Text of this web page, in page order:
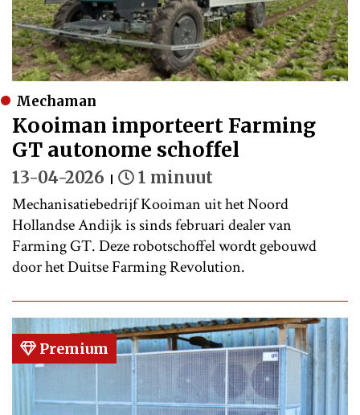
Mechaman
Kooiman importeert Farming
GT autonome schoffel
13-04-2026 1 minuut
Mechanisatiebedrijf Kooiman uit het Noord
Hollandse Andijk is sinds februari dealer van
Farming GT. Deze robotschoffel wordt gebouwd
door het Duitse Farming Revolution.
Premium